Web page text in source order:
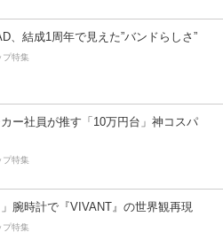
、結成1周年で見えた”バンドらしさ”
プ特集
カー社員が推す「10万円台」神コスパ
プ特集
」腕時計で『VIVANT』の世界観再現
プ特集